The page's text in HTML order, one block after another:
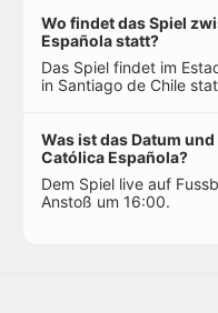
Wo findet das Spiel
Española statt?
Das Spiel findet im
in Santiago de Chile
Was ist das Datum
Católica Española?
Dem Spiel live auf
Anstoß um 16:00.